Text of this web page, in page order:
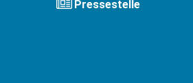
Pressestelle